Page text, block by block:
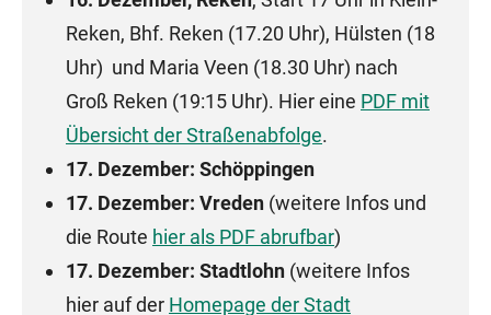
Reken, Bhf. Reken (17.20 Uhr), Hülsten (18
Uhr) und Maria Veen (18.30 Uhr) nach
Groß Reken (19:15 Uhr). Hier eine PDF mit
Übersicht der Straßenabfolge.
17. Dezember: Schöppingen
17. Dezember: Vreden (weitere Infos und
die Route hier als PDF abrufbar)
17. Dezember: Stadtlohn (weitere Infos
hier auf der Homepage der Stadt